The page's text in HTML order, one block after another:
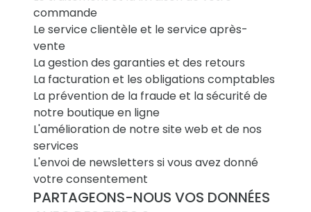
commande
Le service clientèle et le service après-
vente
La gestion des garanties et des retours
La facturation et les obligations comptables
La prévention de la fraude et la sécurité de
notre boutique en ligne
L'amélioration de notre site web et de nos
services
L'envoi de newsletters si vous avez donné
votre consentement
PARTAGEONS-NOUS VOS DONNÉES